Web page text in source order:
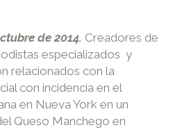
de 2014. Creadores de
especializados y
relacionados con la
con incidencia en el
en Nueva York en un
Queso Manchego en